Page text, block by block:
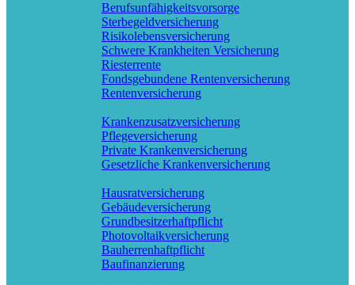
Berufs­unfähigkeitsvorsorge
Sterbegeldversicherung
Risikolebensversicherung
Schwere Krankheiten Versicherung
Riesterrente
Fondsgebundene Rentenversicherung
Rentenversicherung
Krankenzusatzversicherung
Pflegeversicherung
Private Krankenversicherung
Gesetzliche Krankenversicherung
Hausratversicherung
Gebäudeversicherung
Grundbesitzerhaftpflicht
Photovoltaikversicherung
Bauherrenhaftpflicht
Baufinanzierung